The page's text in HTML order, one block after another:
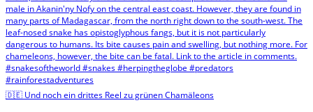
🇩🇪 Und noch ein drittes Reel zu grünen Chamäleons